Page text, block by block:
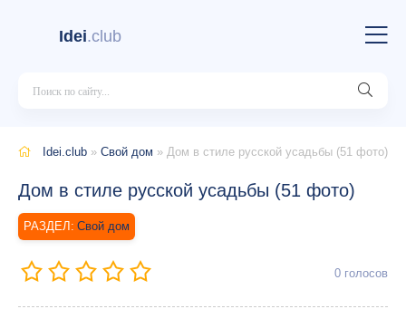
Idei.club
Idei.club » Свой дом » Дом в стиле русской усадьбы (51 фото)
Дом в стиле русской усадьбы (51 фото)
Свой дом
0 голосов